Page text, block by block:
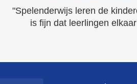
"Spelenderwijs leren de
is fijn dat leerlingen